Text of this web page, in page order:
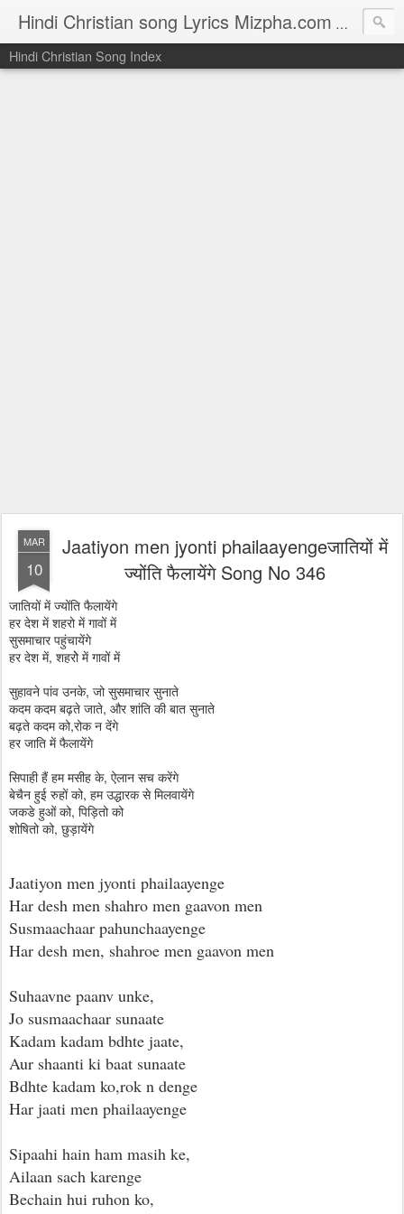
Hindi Christian song Lyrics Mizpha.com Hindi
Hindi Christian Song Index
MAR
10
Jaatiyon men jyonti phailaayengeजातियों में
ज्योंति फैलायेंगे Song No 346
जातियों में ज्योंति फैलायेंगे
हर देश में शहरो में गावों में
सुसमाचार पहुंचायेंगे
हर देश में, शहरोे में गावों में
सुहावने पांव उनके, जो सुसमाचार सुनाते
कदम कदम बढ़ते जाते, और शांति की बात सुनाते
बढ़ते कदम को,रोक न देंगे
हर जाति में फैलायेंगे
सिपाही हैं हम मसीह के, ऐलान सच करेंगे
बेचैन हुई रुहों को, हम उद्धारक से मिलवायेंगे
जकडे हुओं को, पिड़ितो को
शोषितो को, छुड़ायेंगे
Jaatiyon men jyonti phailaayenge
Har desh men shahro men gaavon men
Susmaachaar pahunchaayenge
Har desh men, shahroe men gaavon men
Suhaavne paanv unke,
Jo susmaachaar sunaate
Kadam kadam bdhte jaate,
Aur shaanti ki baat sunaate
Bdhte kadam ko,rok n denge
Har jaati men phailaayenge
Sipaahi hain ham masih ke,
Ailaan sach karenge
Bechain hui ruhon ko,